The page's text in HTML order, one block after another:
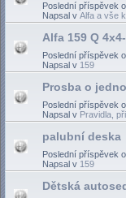
Poslední příspěvek
Napsal v Alfa a vše
Alfa 159 Q
Poslední příspěvek
Napsal v 159
Prosba o
Poslední příspěvek
Napsal v Pravidla,
palubní deska
Poslední příspěvek
Napsal v 159
Dětská